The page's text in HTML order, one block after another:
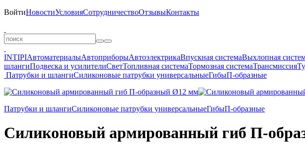
ВойтиНовостиУсловияСотрудничествоОтзывыКонтакты
INTIPIАвтоматериалыАвтоприборыАвтоэлектрикаВпускная системаВыхлопная
шлангиПодвеска и усилителиСветТопливная системаТормозная системаТрансмиссия
Патрубки и шлангиСиликоновые патрубки универсальныеГибыП-образные
Патрубки и шлангиСиликоновые патрубки универсальныеГибыП-образные
Силиконовый армированный гиб П-